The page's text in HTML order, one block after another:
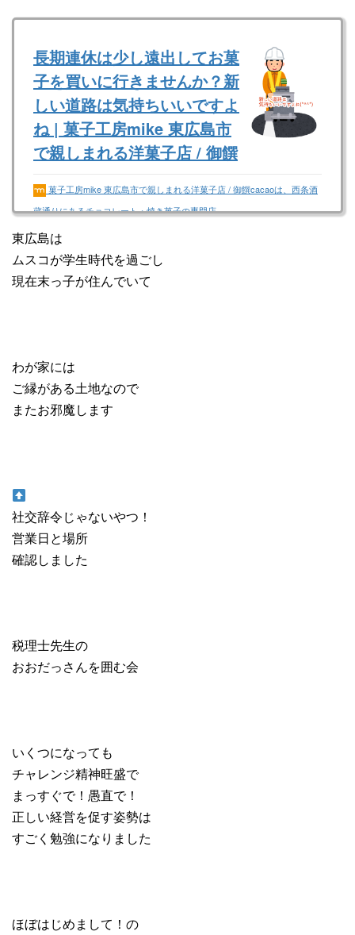
長期連休は少し遠出してお菓
子を買いに行きませんか？新
しい道路は気持ちいいですよ
ね | 菓子工房mike 東広島市
で親しまれる洋菓子店 / 御饌
るチョコレート・焼き菓子の
専門店
菓子工房mike 東広島市で親しまれる洋菓子店 /
御饌cacaoは、西条酒蔵通りにあるチョコレー
ト・焼き菓子の専門店
菓子工房mike 東広島市で親しまれる洋菓子店 / 御饌cacaoは、西条酒
蔵通りにあるチョコレート・焼き菓子の専門店
東広島は
ムスコが学生時代を過ごし
現在末っ子が住んでいて
わが家には
ご縁がある土地なので
またお邪魔します
社交辞令じゃないやつ！
営業日と場所
確認しました
税理士先生の
おおだっさんを囲む会
いくつになっても
チャレンジ精神旺盛で
まっすぐで！愚直で！
正しい経営を促す姿勢は
すごく勉強になりました
ほぼはじめまして！の